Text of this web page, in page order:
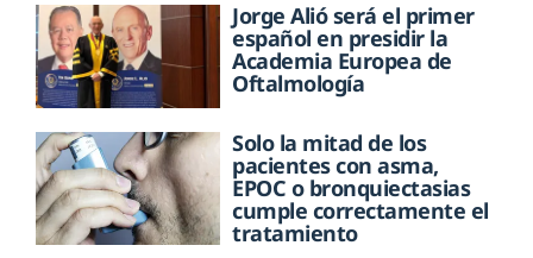
Jorge Alió será el primer
español en presidir la
Academia Europea de
Oftalmología
Solo la mitad de los
pacientes con asma,
EPOC o bronquiectasias
cumple correctamente el
tratamiento